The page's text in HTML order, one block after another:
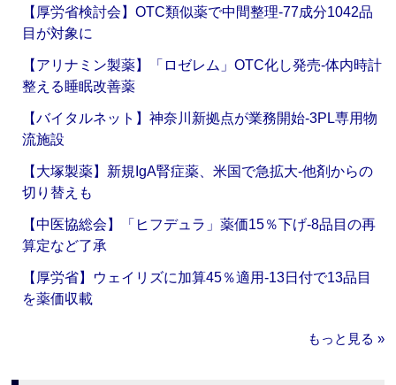
【厚労省検討会】OTC類似薬で中間整理‐77成分1042品
目が対象に
【アリナミン製薬】「ロゼレム」OTC化し発売‐体内時計
整える睡眠改善薬
【バイタルネット】神奈川新拠点が業務開始‐3PL専用物
流施設
【大塚製薬】新規IgA腎症薬、米国で急拡大‐他剤からの
切り替えも
【中医協総会】「ヒフデュラ」薬価15％下げ‐8品目の再
算定など了承
【厚労省】ウェイリズに加算45％適用‐13日付で13品目
を薬価収載
もっと見る »